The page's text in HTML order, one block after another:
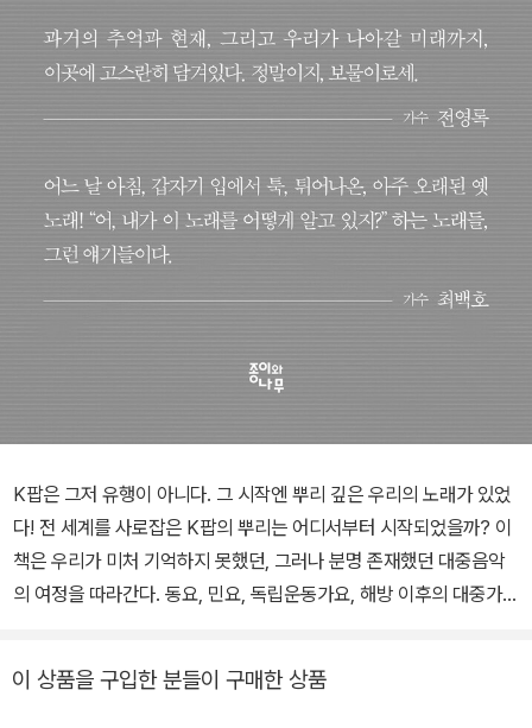
K팝은 그저 유행이 아니다. 그 시작엔 뿌리 깊은 우리의 노래가 있었
다! 전 세계를 사로잡은 K팝의 뿌리는 어디서부터 시작되었을까? 이
책은 우리가 미처 기억하지 못했던, 그러나 분명 존재했던 대중음악
의 여정을 따라간다. 동요, 민요, 독립운동가요, 해방 이후의 대중가요
추는 창이 되어 독자를 그 시절로 이끈다. 저자의 깊은 지식과 따뜻한
이 상품을 구입한 분들이 구매한 상품